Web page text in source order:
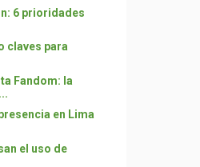
6 prioridades
claves para
Fandom: la
en Lima
el uso de